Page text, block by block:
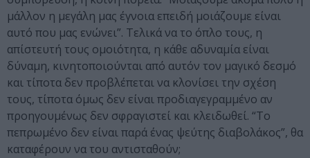
μάλλον η μεγάλη μας έγνοια επειδή μοιάζουμε είναι
αυτό που μας ενώνει”. Τελικά να το όπλο τους, η
απίστευτή τους ομοιότητα, η κάθε αδυναμία είναι
δύναμη, κινητοποιούνται από αυτόν τον μαγικό δεσμό
και τίποτα δεν προβλέπεται να κλονίσει την σχέση
τους, τίποτα όμως δεν είναι προδιαγεγραμμένο αν
προηγουμένως δεν σφραγιστεί και κλειδωθεί. “Το
πεπρωμένο δεν είναι παρά ένας ψεύτης διαβολάκος”, θα
καταφέρουν να του αντισταθούν;